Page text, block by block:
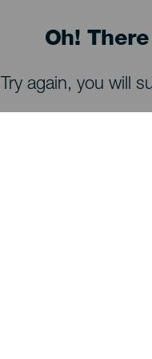
Oh!
Try again, you will